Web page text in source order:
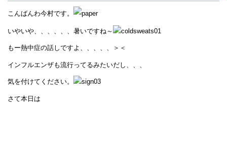
こんばんわ今村です。
いやいや、、、、、、暑いですね～
もー熱中症の話しですよ、、、、、＞＜
インフルエンザも流行ってるみたいだし、、、
気を付けてください。
さて本日は